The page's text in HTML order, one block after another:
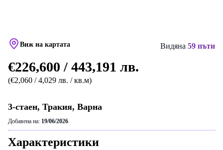
Виж на картата Видяна 59 пъти
€226,600 / 443,191 лв.
(€2,060 / 4,029 лв. / кв.м)
3-стаен, Тракия, Варна
Добавена на: 19/06/2026
Характеристики